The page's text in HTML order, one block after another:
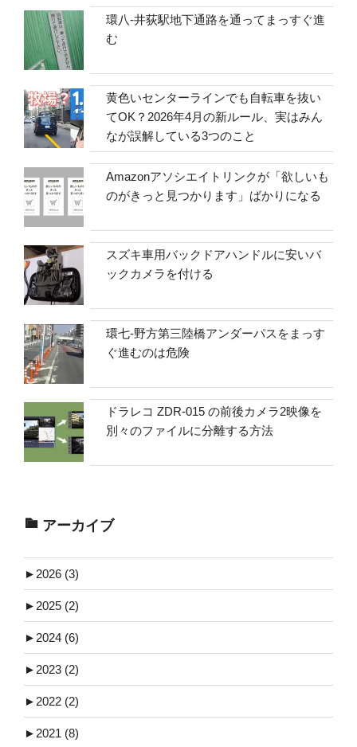
環八-井荻駅地下通路を通ってまっすぐ進
む
黄色いセンターラインでも自転車を抜い
てOK？2026年4月の新ルール、実はみん
なが誤解している3つのこと
Amazonアソシエイトリンクが「欲しいも
のがきっと見つかります」ばかりになる
スズキ車用バックドアハンドルに安いバ
ックカメラを付ける
環七-野方第三陸橋アンダーパスをまっす
ぐ進むのは危険
ドラレコ ZDR-015 の前後カメラ2映像を
別々のファイルに分離する方法
アーカイブ
► 2026 (3)
► 2025 (2)
► 2024 (6)
► 2023 (2)
► 2022 (2)
► 2021 (8)